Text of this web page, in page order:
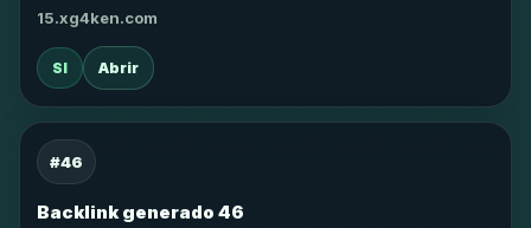
15.xg4ken.com
SI Abrir
#46
Backlink generado 46